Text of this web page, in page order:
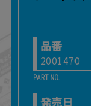
品番
2001470
発売日